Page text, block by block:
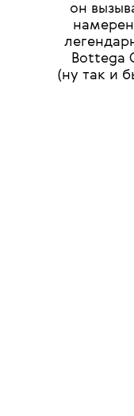
он
Bottega
(ну так и